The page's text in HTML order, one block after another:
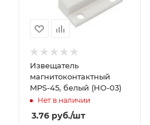
Извещатель
магнитоконтактный
MPS-45, белый (HO-03)
Нет в наличии
3.76руб./шт